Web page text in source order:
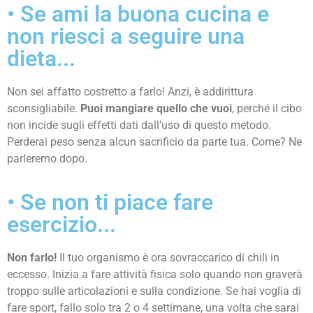
• Se ami la buona cucina e
non riesci a seguire una
dieta...
Non sei affatto costretto a farlo! Anzi, è addirittura
sconsigliabile. Puoi mangiare quello che vuoi, perché il cibo
non incide sugli effetti dati dall’uso di questo metodo.
Perderai peso senza alcun sacrificio da parte tua. Come? Ne
parleremo dopo.
• Se non ti piace fare
esercizio...
Non farlo!
Il tuo organismo è ora sovraccarico di chili in
eccesso. Inizia a fare attività fisica solo quando non graverà
troppo sulle articolazioni e sulla condizione. Se hai voglia di
fare sport, fallo solo tra 2 o 4 settimane, una volta che sarai